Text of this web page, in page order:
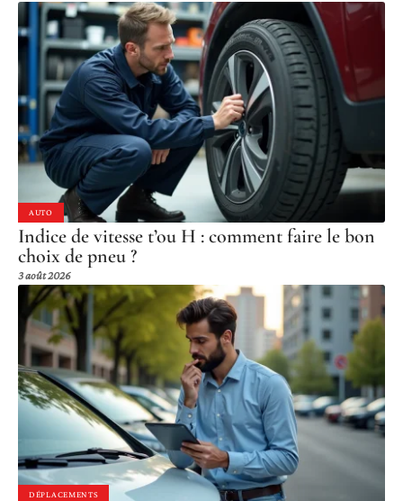
AUTO
Indice de vitesse t’ou H : comment faire le bon
choix de pneu ?
3 août 2026
DÉPLACEMENTS